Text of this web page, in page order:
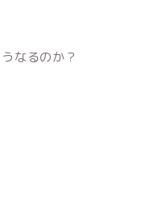
なるのか？